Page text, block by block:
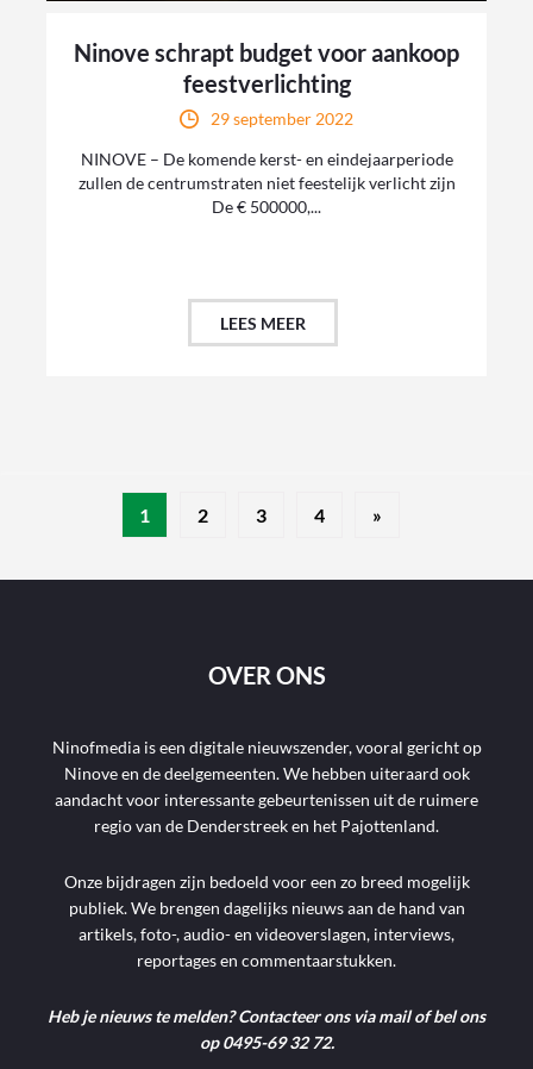
Ninove schrapt budget voor aankoop
feestverlichting
29 september 2022
NINOVE – De komende kerst- en eindejaarperiode
zullen de centrumstraten niet feestelijk verlicht zijn
De € 500000,...
LEES MEER
1 2 3 4 »
OVER ONS
Ninofmedia is een digitale nieuwszender, vooral gericht op
Ninove en de deelgemeenten. We hebben uiteraard ook
aandacht voor interessante gebeurtenissen uit de ruimere
regio van de Denderstreek en het Pajottenland.
Onze bijdragen zijn bedoeld voor een zo breed mogelijk
publiek. We brengen dagelijks nieuws aan de hand van
artikels, foto-, audio- en videoverslagen, interviews,
reportages en commentaarstukken.
Heb je nieuws te melden? Contacteer ons via mail of bel ons
op 0495-69 32 72.